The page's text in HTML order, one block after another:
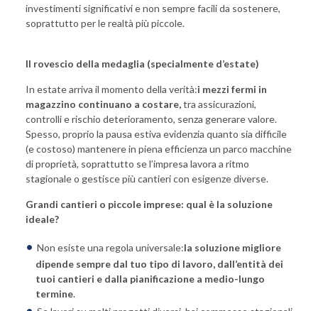
investimenti significativi e non sempre facili da sostenere,
soprattutto per le realtà più piccole.
Il rovescio della medaglia (specialmente d’estate)
In estate arriva il momento della verità:i mezzi fermi in
magazzino continuano a costare,tra assicurazioni,
controlli e rischio deterioramento, senza generare valore.
Spesso, proprio la pausa estiva evidenzia quanto sia difficile
(e costoso) mantenere in piena efficienza un parco macchine
di proprietà, soprattutto se l’impresa lavora a ritmo
stagionale o gestisce più cantieri con esigenze diverse.
Grandi cantieri o piccole imprese: qual è la soluzione
ideale?
Non esiste una regola universale:la soluzione migliore
dipende sempre dal tuo tipo di lavoro, dall’entità dei
tuoi cantieri e dalla pianificazione a medio-lungo
termine.